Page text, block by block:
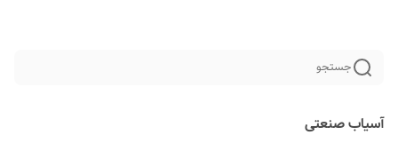
جستجو
آسیاب صنعتی